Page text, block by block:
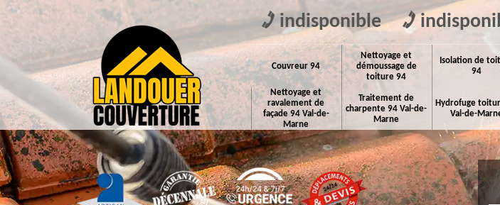
indisponible
Couvreur 94
Nettoyage et
démoussage de
toiture 94
Isolation de
94
Nettoyage et
ravalement de
façade 94 Val-de-
Marne
Traitement de
charpente 94 Val-de-
Marne
Hydrofuge
Val-de-